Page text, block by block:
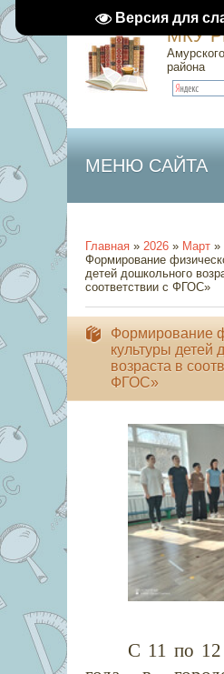
Версия для
МКУ
района
МЕНЮ САЙТА
Главная » 2026 » Март »
Формирование
детей дошкольного
соответствии с ФГОС»
Формирование
культуры детей
возраста в
ФГОС»
С 11 по 12